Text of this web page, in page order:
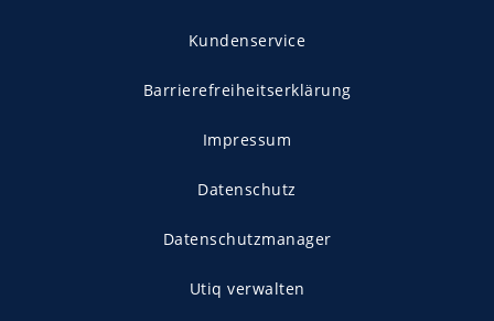
Kundenservice
Barrierefreiheitserklärung
Impressum
Datenschutz
Datenschutzmanager
Utiq verwalten